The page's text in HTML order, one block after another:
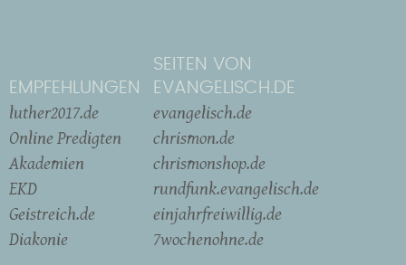
EMPFEHLUNGEN
luther2017.de
Online Predigten
Akademien
EKD
Geistreich.de
Diakonie
SEITEN VON
EVANGELISCH.DE
evangelisch.de
chrismon.de
chrismonshop.de
rundfunk.evangelisch.de
einjahrfreiwillig.de
7wochenohne.de